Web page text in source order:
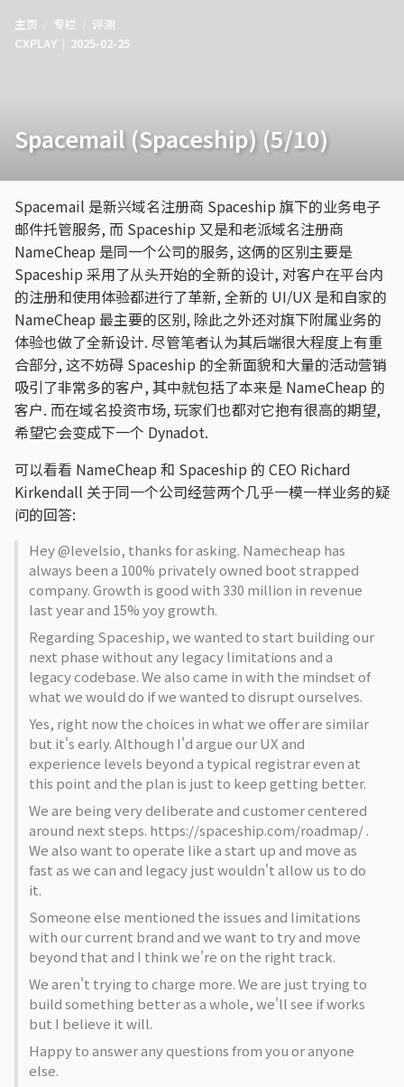
主页 专栏
评测
CXPLAY
2025-02-25
Spacemail (Spaceship) (5/10)
Spacemail 是新兴域名注册商 Spaceship 旗下的业务电子
邮件托管服务, 而 Spaceship 又是和老派域名注册商
NameCheap 是同一个公司的服务, 这俩的区别主要是
Spaceship 采用了从头开始的全新的设计, 对客户在平台内
的注册和使用体验都进行了革新, 全新的 UI/UX 是和自家的
NameCheap 最主要的区别, 除此之外还对旗下附属业务的
体验也做了全新设计. 尽管笔者认为其后端很大程度上有重
合部分, 这不妨碍 Spaceship 的全新面貌和大量的活动营销
吸引了非常多的客户, 其中就包括了本来是 NameCheap 的
客户. 而在域名投资市场, 玩家们也都对它抱有很高的期望,
希望它会变成下一个 Dynadot.
可以看看 NameCheap 和 Spaceship 的 CEO Richard
Kirkendall 关于同一个公司经营两个几乎一模一样业务的疑
问的回答:
Hey @levelsio, thanks for asking. Namecheap has
always been a 100% privately owned boot strapped
company. Growth is good with 330 million in revenue
last year and 15% yoy growth.
Regarding Spaceship, we wanted to start building our
next phase without any legacy limitations and a
legacy codebase. We also came in with the mindset of
what we would do if we wanted to disrupt ourselves.
Yes, right now the choices in what we offer are similar
but it's early. Although I'd argue our UX and
experience levels beyond a typical registrar even at
this point and the plan is just to keep getting better.
We are being very deliberate and customer centered
around next steps. https://spaceship.com/roadmap/ .
We also want to operate like a start up and move as
fast as we can and legacy just wouldn't allow us to do
it.
Someone else mentioned the issues and limitations
with our current brand and we want to try and move
beyond that and I think we're on the right track.
We aren't trying to charge more. We are just trying to
build something better as a whole, we'll see if works
but I believe it will.
Happy to answer any questions from you or anyone
else.